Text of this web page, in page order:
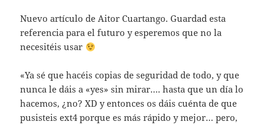
Nuevo artículo de Aitor Cuartango. Guardad esta
referencia para el futuro y esperemos que no la
necesitéis usar
«Ya sé que hacéis copias de seguridad de todo, y que
nunca le dáis a «yes» sin mirar…. hasta que un día lo
hacemos, ¿no? XD y entonces os dáis cuénta de que
pusisteis ext4 porque es más rápido y mejor… pero,